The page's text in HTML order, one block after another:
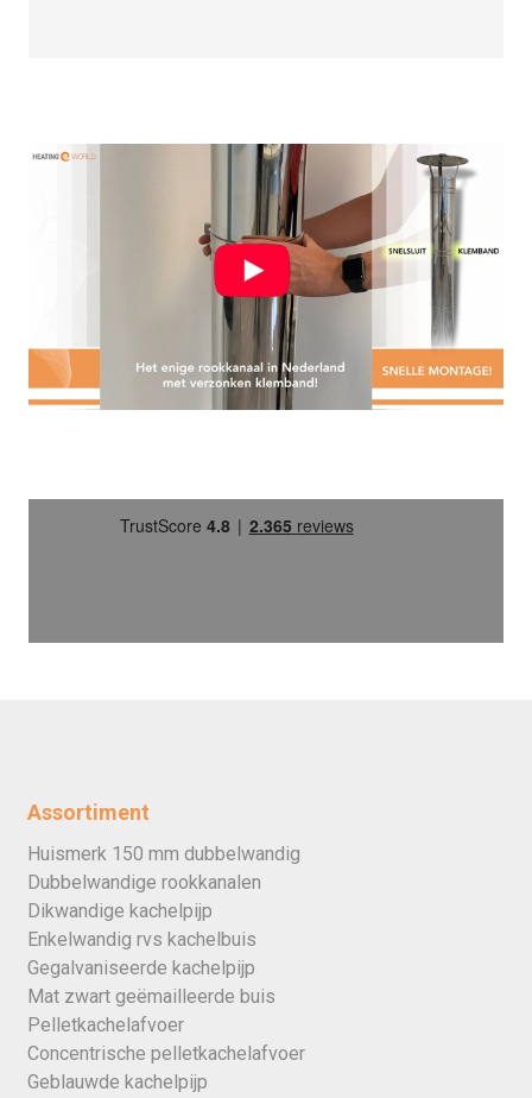
Assortiment
Huismerk 150 mm dubbelwandig
Dubbelwandige rookkanalen
Dikwandige kachelpijp
Enkelwandig rvs kachelbuis
Gegalvaniseerde kachelpijp
Mat zwart geëmailleerde buis
Pelletkachelafvoer
Concentrische pelletkachelafvoer
Geblauwde kachelpijp